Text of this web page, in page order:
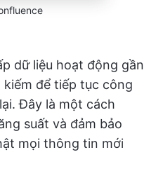
dữ liệu hoạt động gần
để tiếp tục công
Đây là một cách
suất và đảm bảo
mọi thông tin mới